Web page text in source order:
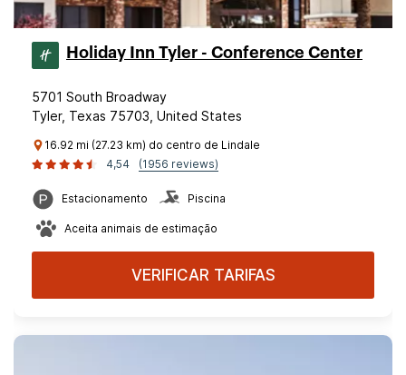
Holiday Inn Tyler - Conference Center
5701 South Broadway
Tyler, Texas 75703, United States
16.92 mi (27.23 km) do centro de Lindale
4,54
(1956 reviews)
Estacionamento Piscina
Aceita animais de estimação
VERIFICAR TARIFAS